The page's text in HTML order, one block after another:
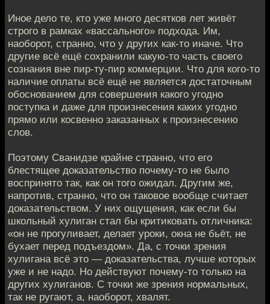
Иное дело те, кто уже много десятков лет живёт
строго в рамках «вассального» подхода. Им,
наоборот, странно, что у других как-то иначе. Что
другие всё ещё сохранили какую-то часть своего
сознания вне пир-ту-пир коммерции. Что для кого-то
наличие оплаты всё ещё не является достаточным
обоснованием для совершения какого угодно
поступка и даже для произнесения каких угодно
прямо или косвенно заказанных к произнесению
слов.
Поэтому Сванидзе крайне странно, что его
блестящее доказательство почему-то не было
воспринято так, как он того ожидал. Другим же,
напротив, странно, что он таковое вообще считает
доказательством. У них ощущения, как если бы
школьный хулиган стал бы критиковать отличника:
«он не прогуливает, делает уроки, окна не бьёт, не
бухает перед подъездом». Да, с точки зрения
хулигана всё это — доказательства, лучше которых
уже и не надо. Но действуют почему-то только на
других хулиганов. С точки же зрения нормальных,
так не ругают, а, наоборот, хвалят.